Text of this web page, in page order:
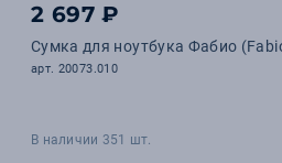
2 697 ₽
Сумка для ноутбука Фабио
арт. 20073.010
В наличии 351 шт.